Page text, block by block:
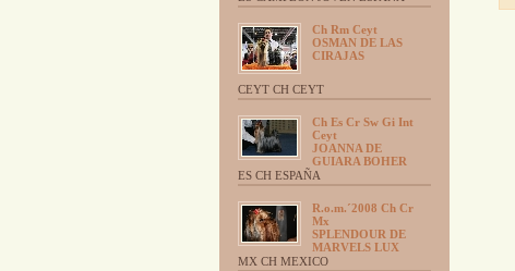
Ch Rm Ceyt
OSMAN DE LAS
CIRAJAS
CEYT CH CEYT
Ch Es Cr Sw Gi Int
Ceyt
JOANNA DE
GUIARA BOHER
ES CH ESPAÑA
R.o.m.´2008 Ch Cr
Mx
SPLENDOUR DE
MARVELS LUX
MX CH MEXICO